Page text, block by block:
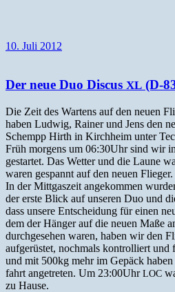
10. Juli 2012
Der neue Duo Discus XL
Die Zeit des Wartens auf den neuen
haben Lud­wig, Rain­er und Jens den
Schempp Hirth in Kirch­heim unter
Früh mor­gens um 06:30Uhr sind wir
ges­tartet. Das Wet­ter und die Laune
waren ges­pan­nt auf den neuen Flieger.
In der Mittgaszeit angekom­men
der erste Blick auf unseren Duo und
dass unsere Entschei­dung für einen
dem der Hänger auf die neuen Maße
durchge­se­hen waren, haben wir den
aufgerüstet, nochmals kon­trol­liert und
und mit 500kg mehr im Gepäck
fahrt ange­treten. Um 23:00UhrLOC
zu Hause.